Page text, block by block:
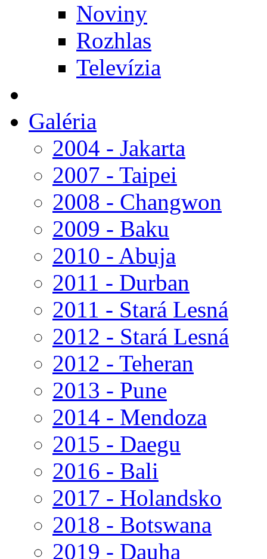
Noviny
Rozhlas
Televízia
Galéria
2004 - Jakarta
2007 - Taipei
2008 - Changwon
2009 - Baku
2010 - Abuja
2011 - Durban
2011 - Stará Lesná
2012 - Stará Lesná
2012 - Teheran
2013 - Pune
2014 - Mendoza
2015 - Daegu
2016 - Bali
2017 - Holandsko
2018 - Botswana
2019 - Dauha